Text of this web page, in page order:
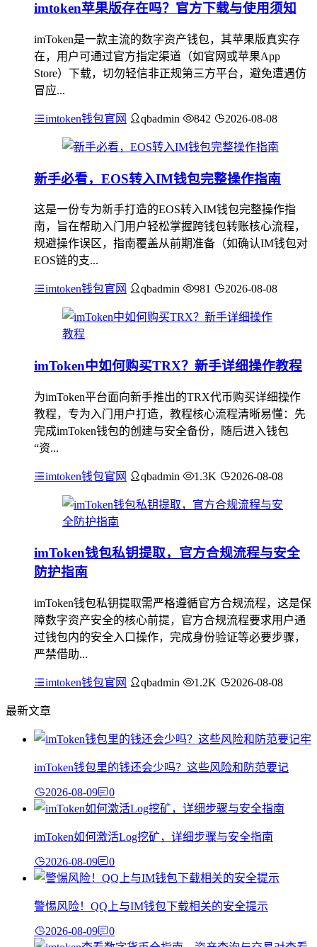
imtoken苹果版存在吗？官方下载与使用须知
imToken是一款主流的数字资产钱包，其苹果版真实存
在，用户可通过官方指定渠道（如官网或苹果App
Store）下载，切勿轻信非正规第三方平台，避免遭遇仿
冒应...
imtoken钱包官网 qbadmin 842 2026-08-08
新手必看，EOS转入IM钱包完整操作指南
这是一份专为新手打造的EOS转入IM钱包完整操作指
南，旨在帮助入门用户轻松掌握跨钱包转账核心流程，
规避操作误区，指南覆盖从前期准备（如确认IM钱包对
EOS链的支...
imtoken钱包官网 qbadmin 981 2026-08-08
imToken中如何购买TRX？新手详细操作教程
为imToken平台面向新手推出的TRX代币购买详细操作
教程，专为入门用户打造，教程核心流程清晰易懂：先
完成imToken钱包的创建与安全备份，随后进入钱包
“资...
imtoken钱包官网 qbadmin 1.3K 2026-08-08
imToken钱包私钥提取，官方合规流程与安全
防护指南
imToken钱包私钥提取需严格遵循官方合规流程，这是保
障数字资产安全的核心前提，官方合规流程要求用户通
过钱包内的安全入口操作，完成身份验证等必要步骤，
严禁借助...
imtoken钱包官网 qbadmin 1.2K 2026-08-08
最新文章
imToken钱包里的钱还会少吗？这些风险和防范要记
2026-08-09 0
imToken如何激活Log挖矿，详细步骤与安全指南
2026-08-09 0
警惕风险！QQ上与IM钱包下载相关的安全提示
2026-08-09 0